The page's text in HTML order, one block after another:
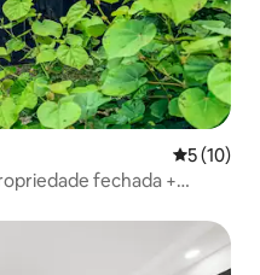
5 de uma
5 (10)
fechada +